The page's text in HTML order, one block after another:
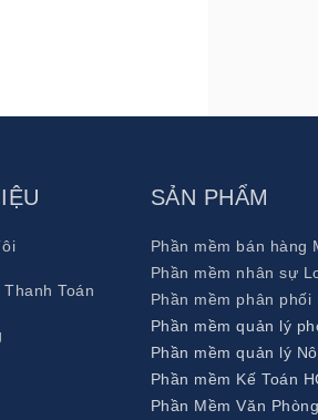
Toán
SẢN PHẨM
Phần mềm bán hàng
Phần mềm nhân sự
Phần mềm phân phối
Phần mềm quản lý
Phần mềm quản lý
Phần mềm Kế Toán
Phần Mềm Văn